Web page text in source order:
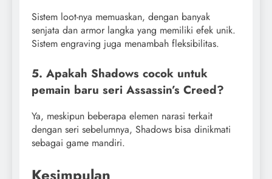
Sistem loot-nya memuaskan, dengan banyak
senjata dan armor langka yang memiliki efek unik.
Sistem engraving juga menambah fleksibilitas.
5. Apakah Shadows cocok untuk
pemain baru seri Assassin’s Creed?
Ya, meskipun beberapa elemen narasi terkait
dengan seri sebelumnya, Shadows bisa dinikmati
sebagai game mandiri.